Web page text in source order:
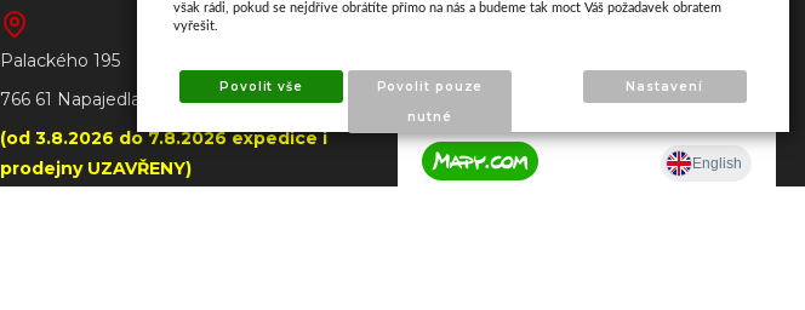
Palackého 195
766 61 Napajedla
(od 3.8.2026 do 7.8.2026 expedice i
prodejny UZAVŘENY)
však rádi, pokud se nejdříve obrátíte přímo na nás a budeme tak moct Váš požadavek obratem
vyřešit.
Povolit vše
Povolit pouze
nutné
Nastavení